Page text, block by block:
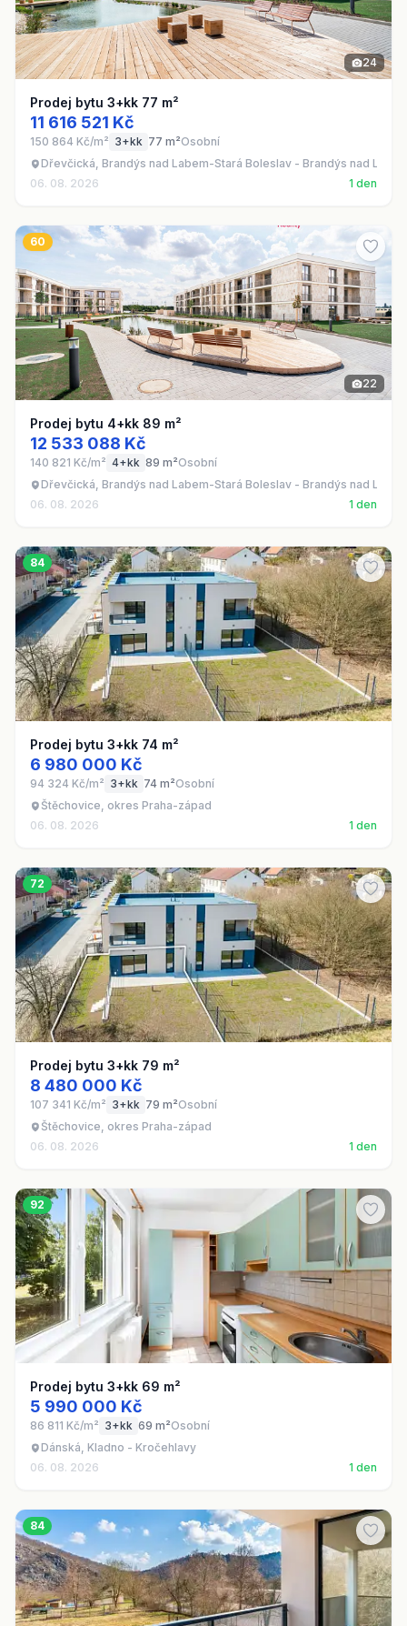
24
Prodej bytu 3+kk 77 m²
11 616 521 Kč
150 864 Kč/m² 3+kk 77 m²Osobní
Dřevčická, Brandýs nad Labem-Stará Boleslav - Brandýs nad
06. 08. 2026
1 den
60
22
Prodej bytu 4+kk 89 m²
12 533 088 Kč
140 821 Kč/m² 4+kk 89 m²Osobní
Dřevčická, Brandýs nad Labem-Stará Boleslav - Brandýs nad
06. 08. 2026
1 den
84
Prodej bytu 3+kk 74 m²
6 980 000 Kč
94 324 Kč/m² 3+kk 74 m²Osobní
Štěchovice, okres Praha-západ
06. 08. 2026
1 den
72
Prodej bytu 3+kk 79 m²
8 480 000 Kč
107 341 Kč/m² 3+kk 79 m²Osobní
Štěchovice, okres Praha-západ
06. 08. 2026
1 den
92
Prodej bytu 3+kk 69 m²
5 990 000 Kč
86 811 Kč/m² 3+kk 69 m²Osobní
Dánská, Kladno - Kročehlavy
06. 08. 2026
1 den
84